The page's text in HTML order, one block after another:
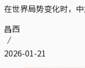
在世界局势变化时，
昌西
2026-01-21